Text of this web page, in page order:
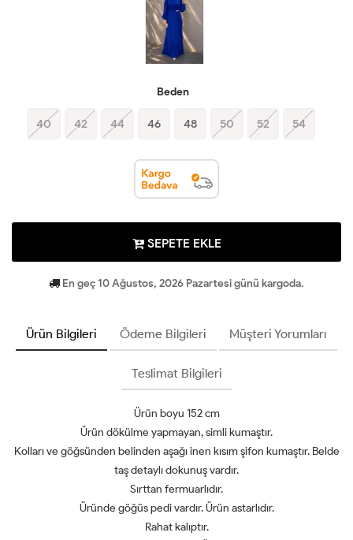
Beden
40 42 44 46 48 50 52 54
SEPETE EKLE
En geç 10 Ağustos, 2026 Pazartesi günü kargoda.
Ürün Bilgileri Ödeme Bilgileri Müşteri Yorumları
Teslimat Bilgileri
Ürün boyu 152 cm
Ürün dökülme yapmayan, simli kumaştır.
Kolları ve göğsünden belinden aşağı inen kısım şifon kumaştır. Belde
taş detaylı dokunuş vardır.
Sırttan fermuarlıdır.
Üründe göğüs pedi vardır. Ürün astarlıdır.
Rahat kalıptır.